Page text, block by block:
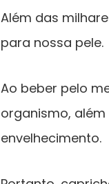
Além das
para nossa pele.
Ao beber pelo
organismo,
envelhecimento.